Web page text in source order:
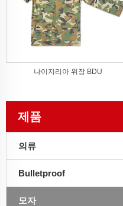
나이지리아 위장 BDU
제품
의류
Bulletproof
모자